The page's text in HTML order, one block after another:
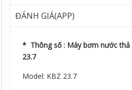
ĐÁNH GIÁ(APP)
* Thông số : Máy bơm nước thả
23.7
Model: KBZ 23.7